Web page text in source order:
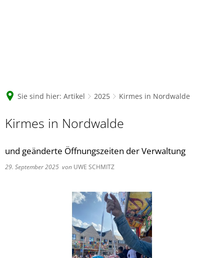
Sie sind hier: Artikel 2025 Kirmes in Nordwalde
Kirmes in Nordwalde
und geänderte Öffnungszeiten der Verwaltung
29. September 2025 von UWE SCHMITZ